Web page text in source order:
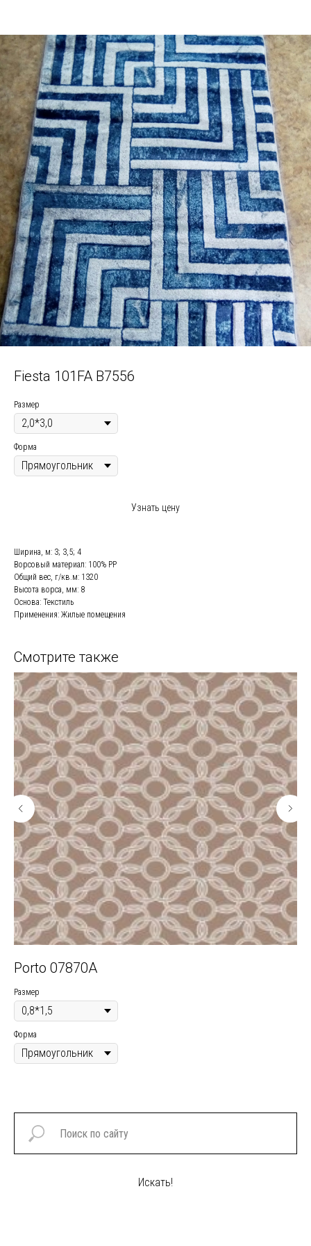
Fiesta 101FA B7556
Размер
Форма
Узнать цену
Ширина, м: 3; 3,5; 4
Ворсовый материал: 100% РР
Общий вес, г/кв.м: 1320
Высота ворса, мм: 8
Основа: Текстиль
Применения: Жилые помещения
Смотрите также
Porto 07870A
Размер
Форма
Искать!